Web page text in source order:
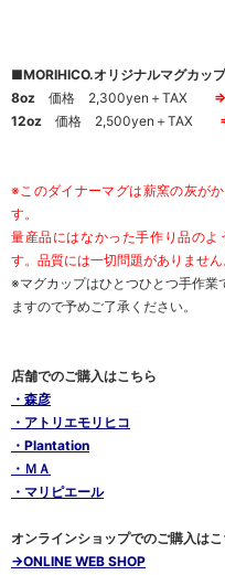
■MORIHICO.オリジナルマグカップ
8oz 価格 2,300yen＋TAX ⇒
12oz 価格 2,500yen＋TAX
※このダイナーマグは薪窯の灰が
す。
量産品にはなかった手作り品の
す。品質には一切問題がありません
※マグカップはひとつひとつ手作業
ますので予めご了承ください。
店舗でのご購入はこちら
・森彦
・アトリエモリヒコ
・Plantation
・ＭＡ
・マリピエール
オンラインショップでのご購入はこ
→ONLINE WEB SHOP